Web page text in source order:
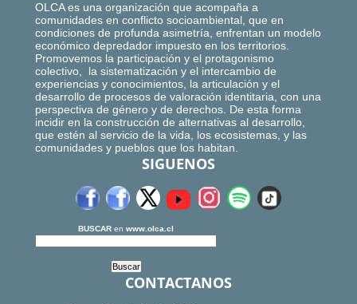
OLCA es una organización que acompaña a
comunidades en conflicto socioambiental, que en
condiciones de profunda asimetría, enfrentan un modelo
económico depredador impuesto en los territorios.
Promovemos la participación y el protagonismo
colectivo, la sistematización y el intercambio de
experiencias y conocimientos, la articulación y el
desarrollo de procesos de valoración identitaria, con una
perspectiva de género y de derechos. De esta forma
incidir en la construcción de alternativas al desarrollo,
que estén al servicio de la vida, los ecosistemas, y las
comunidades y pueblos que los habitan.
SIGUENOS
BUSCAR en www.olca.cl
CONTACTANOS